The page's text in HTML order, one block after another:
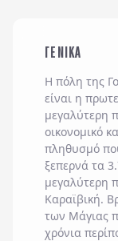
ΓΕΝΙΚΑ
Η πόλη της
είναι η
μεγαλύτερη
οικονομικό
πληθυσμό
ξεπερνά τα
μεγαλύτερη
Καραϊβική.
των Μάγιας
χρόνια